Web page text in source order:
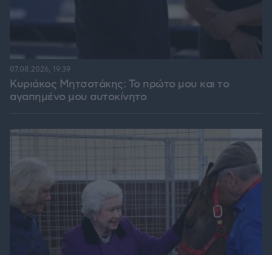
Κυριάκος Μητσοτάκης: Το πρώτο μου και το
αγαπημένο μου αυτοκίνητο
07.08.2026, 19:39